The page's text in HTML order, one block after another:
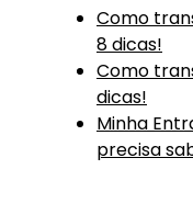
Como
8 dicas!
Como
dicas!
Minha
precisa